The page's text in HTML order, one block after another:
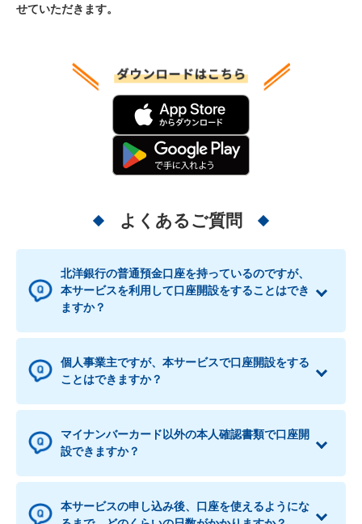
せていただきます。
よくあるご質問
北洋銀行の普通預金口座を持っているのですが、
本サービスを利用して口座開設をすることはでき
ますか？
個人事業主ですが、本サービスで口座開設をする
ことはできますか？
マイナンバーカード以外の本人確認書類で口座開
設できますか？
本サービスの申し込み後、口座を使えるようにな